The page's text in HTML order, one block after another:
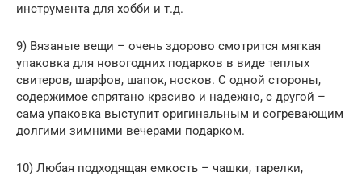
инструмента для хобби и т.д.
9) Вязаные вещи – очень здорово смотрится мягкая
упаковка для новогодних подарков в виде теплых
свитеров, шарфов, шапок, носков. С одной стороны,
содержимое спрятано красиво и надежно, с другой –
сама упаковка выступит оригинальным и согревающим
долгими зимними вечерами подарком.
10) Любая подходящая емкость – чашки, тарелки,